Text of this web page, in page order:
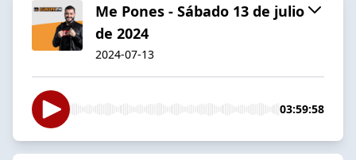
Me Pones - Sábado 13 de julio
de 2024
2024-07-13
03:59:58